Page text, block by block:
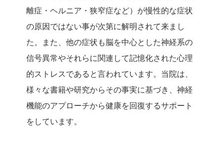
離症・ヘルニア・狭窄症など）が慢性的な症状
の原因ではない事が次第に解明されて来まし
た。また、他の症状も脳を中心とした神経系の
信号異常やそれらに関連して記憶化された心理
的ストレスであると言われています。当院は、
様々な書籍や研究からその事実に基づき、神経
機能のアプローチから健康を回復するサポート
をしています。